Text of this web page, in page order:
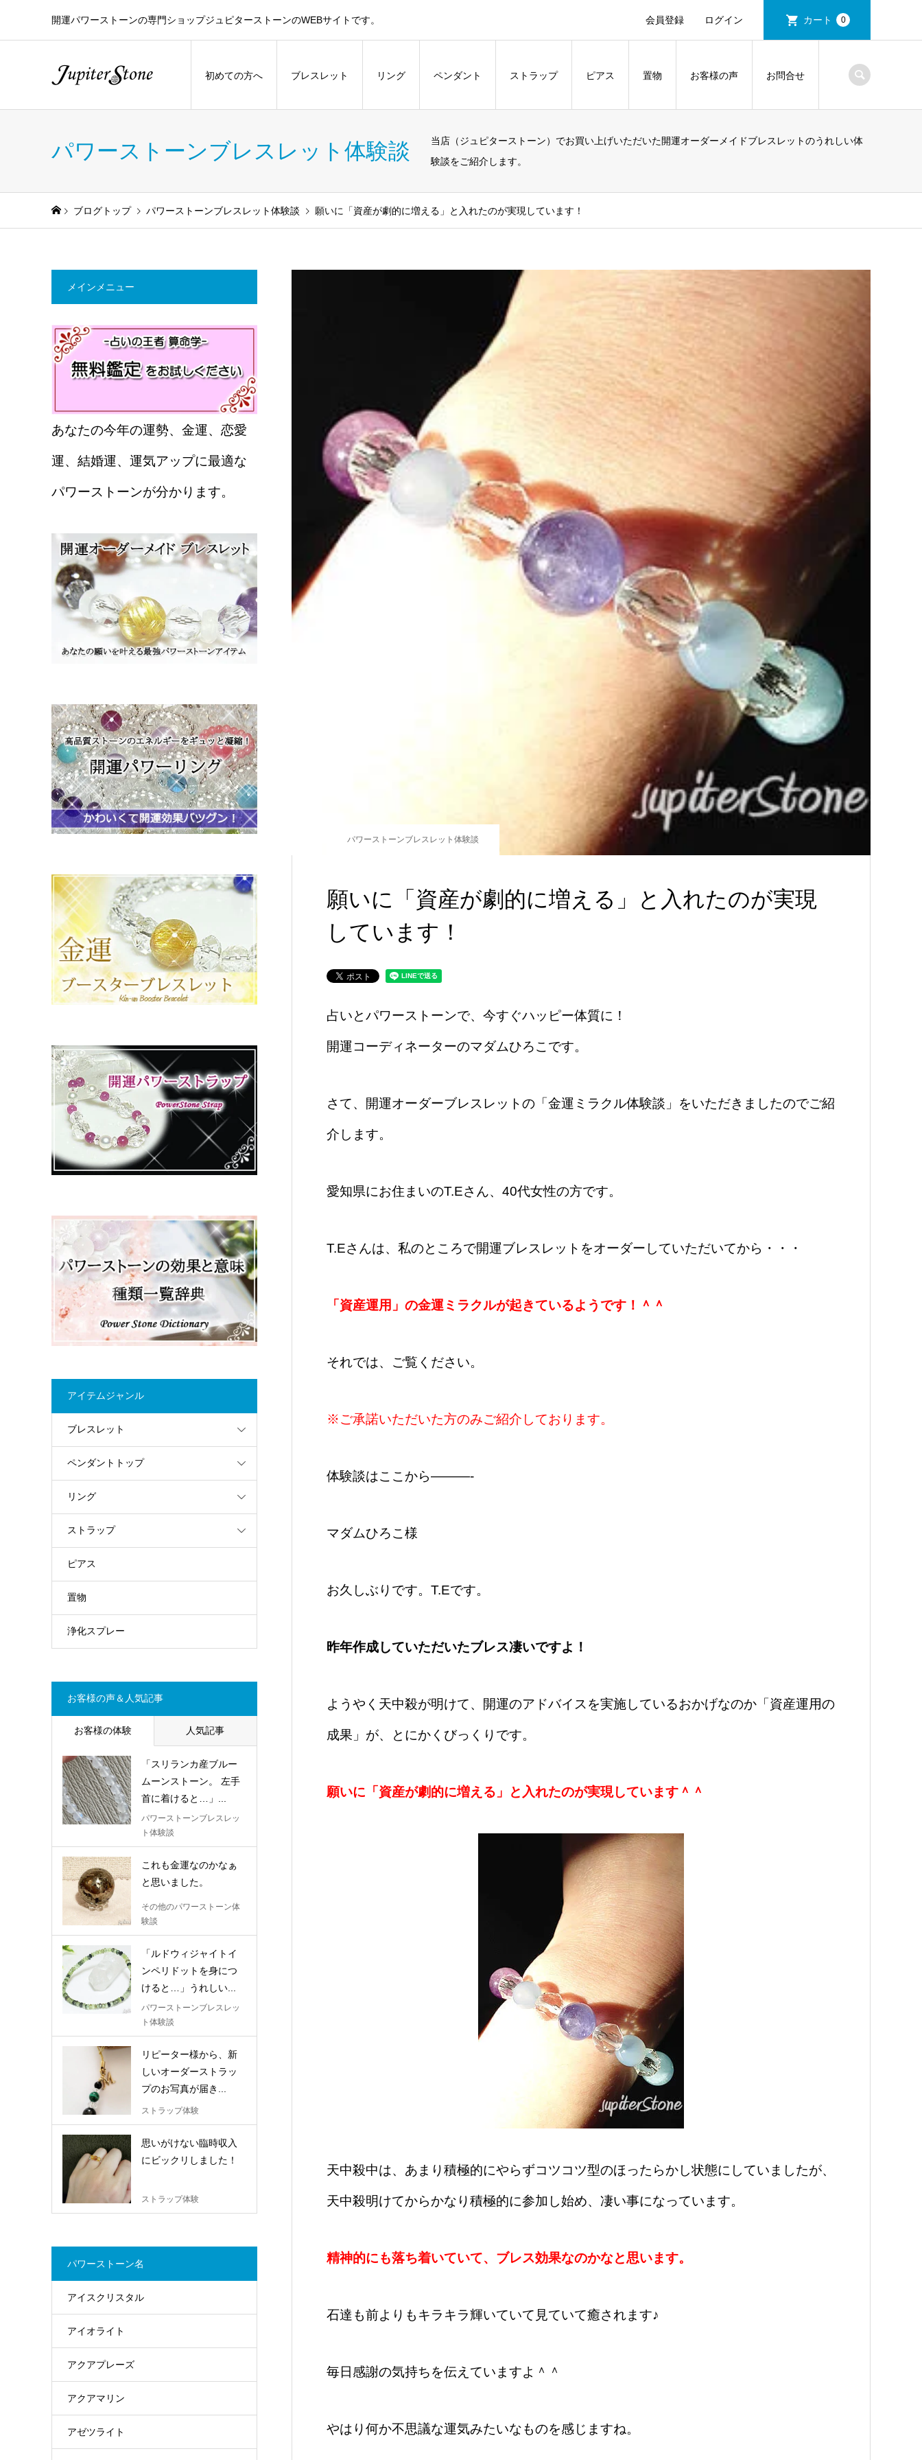
開運パワーストーンの専門ショップジュピターストーンのWEBサイトです。 会員登録 ログイン カート 0
初めての方へ ブレスレット リング ペンダント ストラップ ピアス 置物 お客様の声 お問合せ
パワーストーンブレスレット体験談
当店（ジュピターストーン）でお買い上げいただいた開運オーダーメイドブレスレットのうれしい体
験談をご紹介します。
ブログトップ パワーストーンブレスレット体験談 願いに「資産が劇的に増える」と入れたのが実現しています！
パワーストーンブレスレット体験談
願いに「資産が劇的に増える」と入れたのが実現
しています！
占いとパワーストーンで、今すぐハッピー体質に！
開運コーディネーターのマダムひろこです。
さて、開運オーダーブレスレットの「金運ミラクル体験談」をいただきましたのでご紹
介します。
愛知県にお住まいのT.Eさん、40代女性の方です。
T.Eさんは、私のところで開運ブレスレットをオーダーしていただいてから・・・
「資産運用」の金運ミラクルが起きているようです！＾＾
それでは、ご覧ください。
※ご承諾いただいた方のみご紹介しております。
体験談はここから———-
マダムひろこ様
お久しぶりです。T.Eです。
昨年作成していただいたブレス凄いですよ！
ようやく天中殺が明けて、開運のアドバイスを実施しているおかげなのか「資産運用の
成果」が、とにかくびっくりです。
願いに「資産が劇的に増える」と入れたのが実現しています＾＾
天中殺中は、あまり積極的にやらずコツコツ型のほったらかし状態にしていましたが、
天中殺明けてからかなり積極的に参加し始め、凄い事になっています。
精神的にも落ち着いていて、ブレス効果なのかなと思います。
石達も前よりもキラキラ輝いていて見ていて癒されます♪
毎日感謝の気持ちを伝えていますよ＾＾
やはり何か不思議な運気みたいなものを感じますね。
メインメニュー
あなたの今年の運勢、金運、恋愛
運、結婚運、運気アップに最適な
パワーストーンが分かります。
アイテムジャンル
ブレスレット
ペンダントトップ
リング
ストラップ
ピアス
置物
浄化スプレー
お客様の声＆人気記事
お客様の体験 人気記事
「スリランカ産ブルー
ムーンストーン。 左手
首に着けると…」...
パワーストーンブレスレッ
ト体験談
これも金運なのかなぁ
と思いました。
その他のパワーストーン体
験談
「ルドウィジャイトイ
ンペリドットを身につ
けると…」うれしい...
パワーストーンブレスレッ
ト体験談
リピーター様から、新
しいオーダーストラッ
プのお写真が届き...
ストラップ体験
思いがけない臨時収入
にビックリしました！
ストラップ体験
パワーストーン名
アイスクリスタル
アイオライト
アクアプレーズ
アクアマリン
アゼツライト